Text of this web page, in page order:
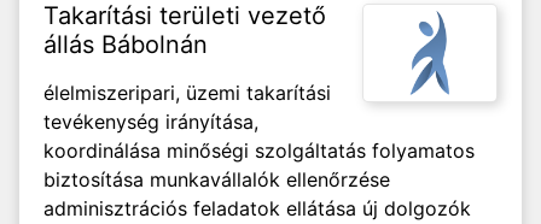
Takarítási területi vezető
állás Bábolnán
élelmiszeripari, üzemi takarítási
tevékenység irányítása,
koordinálása minőségi szolgáltatás folyamatos
biztosítása munkavállalók ellenőrzése
adminisztrációs feladatok ellátása új dolgozók